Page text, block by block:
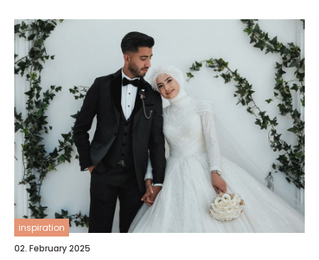
inspiration
02. February 2025